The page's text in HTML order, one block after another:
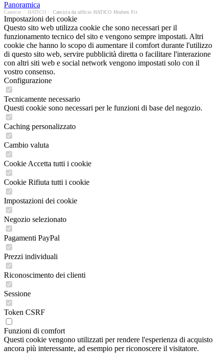
Panoramica
Camicie HATICO Camicia da ufficio HATICO Modern Fit
Impostazioni dei cookie
Questo sito web utilizza cookie che sono necessari per il
funzionamento tecnico del sito e vengono sempre impostati. Altri
cookie che hanno lo scopo di aumentare il comfort durante l'utilizzo
di questo sito web, servire pubblicità diretta o facilitare l'interazione
con altri siti web e social network vengono impostati solo con il
vostro consenso.
Configurazione
Tecnicamente necessario
Questi cookie sono necessari per le funzioni di base del negozio.
Caching personalizzato
Cambio valuta
Cookie Accetta tutti i cookie
Cookie Rifiuta tutti i cookie
Impostazioni dei cookie
Negozio selezionato
Pagamenti PayPal
Prezzi individuali
Riconoscimento dei clienti
Sessione
Token CSRF
Funzioni di comfort
Questi cookie vengono utilizzati per rendere l'esperienza di acquisto
ancora più interessante, ad esempio per riconoscere il visitatore.